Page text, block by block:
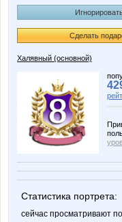
Сделать
Халявный (основной)
Статистика портрета:
сейчас просматривают